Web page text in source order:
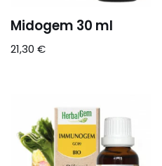
Midogem 30 ml
21,30 €